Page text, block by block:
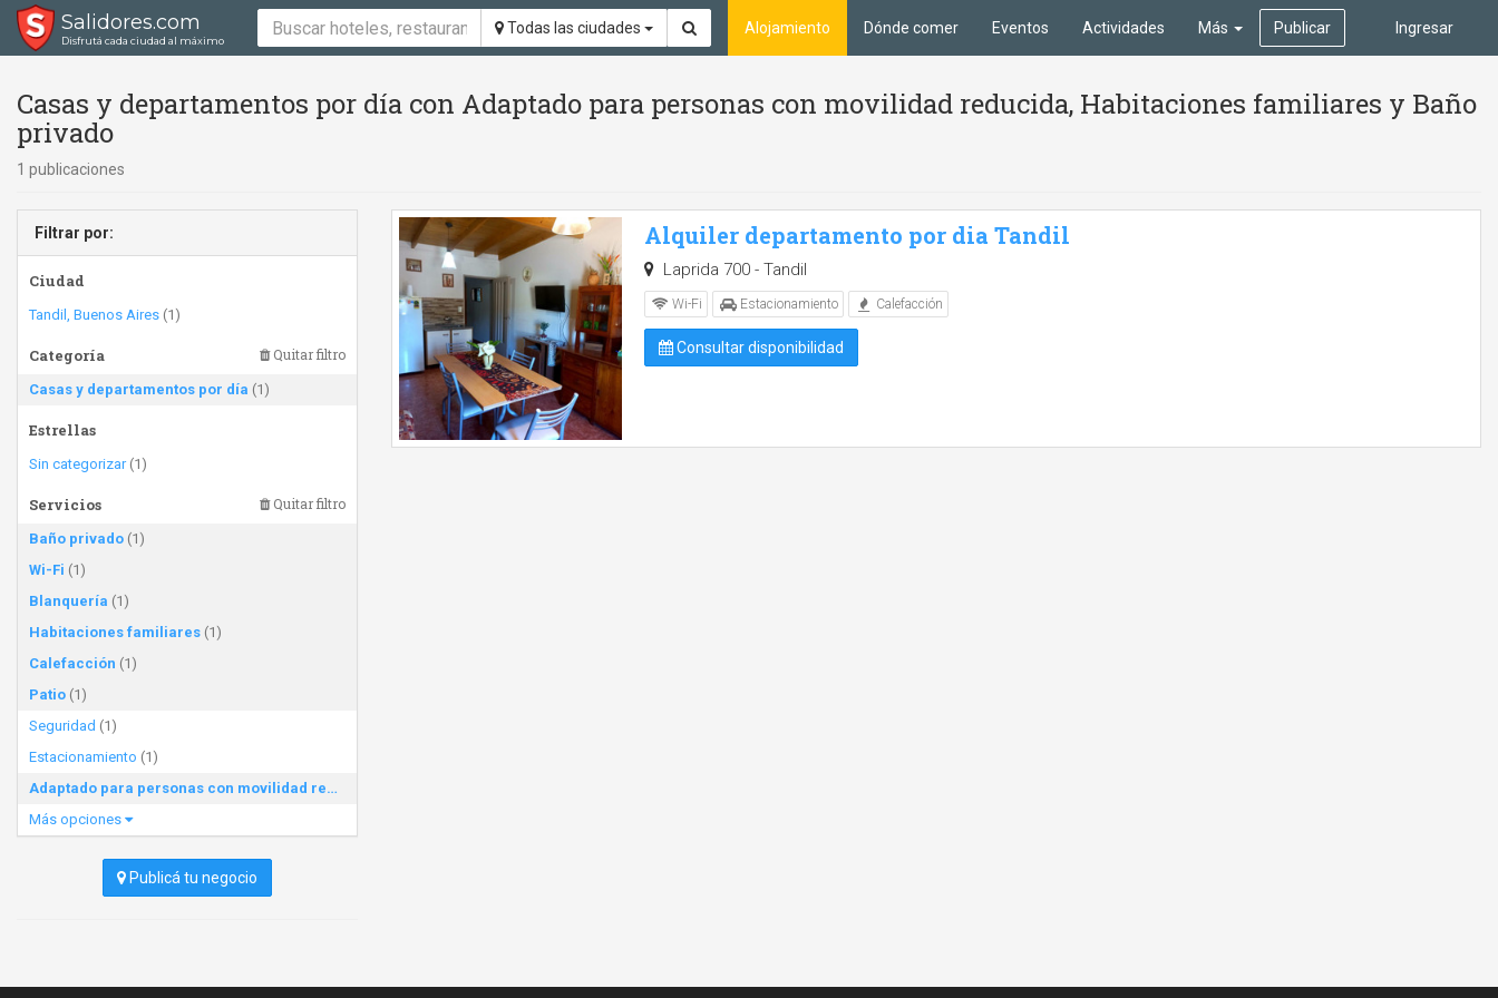
Salidores.com
Disfrutá cada ciudad al máximo
Todas las ciudades Ingresar
Alojamiento Dónde comer Eventos Actividades Más Publicar
Casas y departamentos por día con Adaptado para personas con movilidad reducida, Habitaciones familiares y Baño
privado
1 publicaciones
Filtrar por:
Ciudad
Tandil, Buenos Aires (1)
Categoría Quitar filtro
Casas y departamentos por día (1)
Estrellas
Sin categorizar(1)
Servicios Quitar filtro
Baño privado (1)
Wi-Fi (1)
Blanquería (1)
Habitaciones familiares (1)
Calefacción (1)
Patio (1)
Seguridad (1)
Estacionamiento (1)
Adaptado para personas con movilidad reducida
Más opciones
Publicá tu negocio
Alquiler departamento por dia Tandil
Laprida 700 - Tandil
Wi-Fi Estacionamiento Calefacción
Consultar disponibilidad